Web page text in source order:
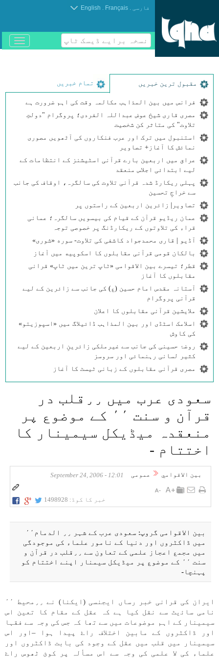
فارسی .
Français
.
English
نسخہ برایے ڈیسک ٹاپ
باز
و
مقبول ترین خبریں تمام خبریں
فرانس میں بین المذاہب مکالمہ وقت کی اہم ضرورت ہے
مصری قاری شیخ عوض عبداللہ الفردی؛ پروگرام "دولتِ
تلاوت" کی متاثر کن شخصیت
استنبول میں ترک اور عرب فنکاروں کی آٹھویں مصوری
نمائش کا آغاز+ تصاویر
عراق میں اربعین بارے قرآنی اسٹیشنز کے انتظامات کے
لیے ابتدائی اجلاس منعقد
پہلی ریکارڈ شدہ قرآنی تلاوت کی سالگرہ، اوقاف کی جانب
سے خراجِ تحسین
تصاویر| زائرین اربعین کے راستوں پر
عمان ریڈیو قرآن کے قیام کی بیسویں سالگرہ؛ عمانی
قراء کی تلاوتوں کے ریکارڈنگ پر خصوصی توجہ
آڈیو | قاری محمدجواد کاشفی کی تلاوت- سوره‌‌ «شوری»
بالکان قومی قرآنی مقابلوں کا اسکوپیه میں آغاز
قطر؛ تیسرے بین الاقوامی «ٹاپ ترین میں ٹاپ» قرانی
مقابلوں کا آغاز
آستانہ مقدس امام حسین (ع) کی جانب سے زائرین کے لیے
قرآنی پروگرام
ملایشین قرآنی مقابلوں کا اعلان
اسلامک اسٹڈی اور بین المذاہب ڈائیلاگ میں «اسپوزیتو»
کی کاوش
روضۂ حسینی کی جانب سے غیرملکی زائرینِ اربعین کے لیے
کثیر لسانی رہنمائی اور سروسز
مصری قرآنی مقابلوں کے زبانی ٹیسٹ کا آغاز
سعودی عرب میں ٫٫قلب در
قرآن و سنت ٬٬ كے موضوع پر
منعقدہ میڈيكل سيمينار كا
اختتام -
بين الاقوامي عمومی 12:01 - September 24, 2006
خبر کا کوڈ: 1498928
بين الاقوامی گروپ: سعودی عرب كے شہر ٫٫ الدمام٬٬
میں ڈاكٹروں اور دنيا كے نامور علماء كی موجودگی
میں مجمع اعجاز علمی كے تعاون سے ٫٫قلب در قرآن و
سنت ٬٬ كے موضوع پر میڈيكل سيمنار اپنے اختتام كو
پہنچا-
ايران كی قرانی خبر رساں ايجنسی (ايكنا) نے ٫٫محيط ٬٬
نامی ساﺋیٹ سے نقل كيا ہے كہ عقل كے مقام كا تعين اس
سيمينار كے اہم موضوعات میں سے تھا كہ جس كی وجہ سے فقہا
اور ڈاكٹروں كے مابين اختلاف راۓ پيدا ہوا –اور اس
سيمينار میں قلب میں عقل كے وجود كی بابت ڈاكٹروں اور
علماء كی لا علمی كی وجہ سے اس مسألہ پر كوئ ٹھوس راۓ